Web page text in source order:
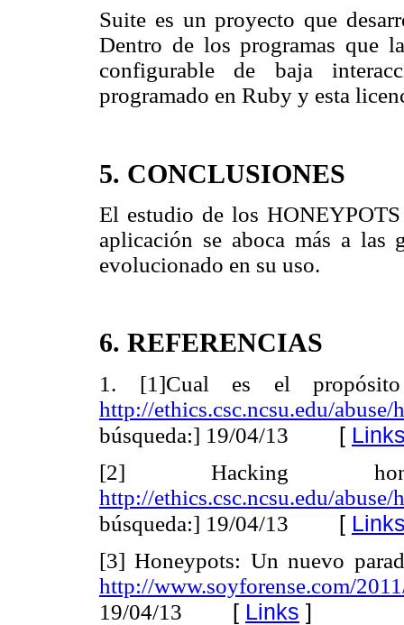
Suite es un proyecto que
Dentro de los programas que
configurable de baja
programado en Ruby y esta
5. CONCLUSIONES
El estudio de los
aplicación se aboca más a las
evolucionado en su uso.
6. REFERENCIAS
1. [1]Cual es el propósito
http://ethics.csc.ncsu.edu/
búsqueda:] 19/04/13 [
[2] Hacking
http://ethics.csc.ncsu.edu/
búsqueda:] 19/04/13 [
[3] Honeypots: Un nuevo
http://www.soyforense.com/
19/04/13 [ Links ]